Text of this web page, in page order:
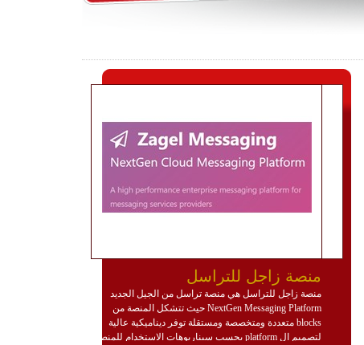
منصة زاجل للتراسل
منصة زاجل للتراسل هي منصة تراسل من الجيل الجديد
NextGen Messaging Platform حيث تتشكل المنصة من
blocks متعددة ومتخصصة ومستقلة توفر ديناميكية عالية
لتصميم ال platform بحسب سيناريوهات الاستخدام للمنصة